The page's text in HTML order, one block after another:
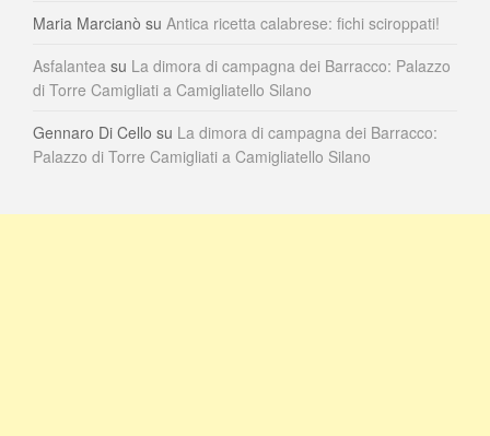
Maria Marcianò su Antica ricetta calabrese: fichi sciroppati!
Asfalantea su La dimora di campagna dei Barracco: Palazzo
di Torre Camigliati a Camigliatello Silano
Gennaro Di Cello su La dimora di campagna dei Barracco:
Palazzo di Torre Camigliati a Camigliatello Silano